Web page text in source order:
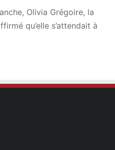
Olivia Grégoire, la
qu’elle s’attendait à